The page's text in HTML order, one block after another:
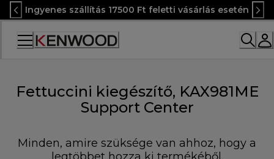
Skip
to
Content
Ingyenes szállítás 17500 Ft feletti vásárlás esetén
Accessibility
Fettuccini kiegészítő, KAX981ME
Support Center
Minden, amire szüksége van ahhoz, hogy a